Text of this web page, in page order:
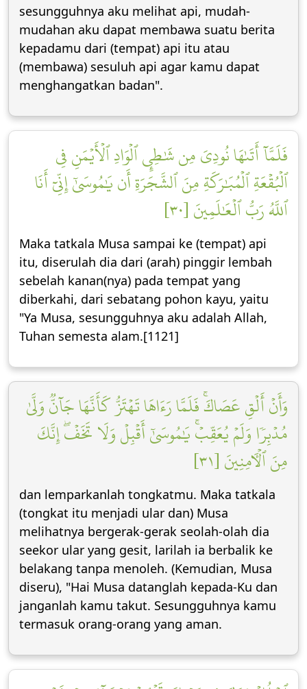
sesungguhnya aku melihat api, mudah-
mudahan aku dapat membawa suatu berita
kepadamu dari (tempat) api itu atau
(membawa) sesuluh api agar kamu dapat
menghangatkan badan".
فَلَمَّآ أَتَىٰهَا نُودِيَ مِن شَٰطِيِٕ ٱلۡوَادِ ٱلۡأَيۡمَنِ فِي
ٱلۡبُقۡعَةِ ٱلۡمُبَٰرَكَةِ مِنَ ٱلشَّجَرَةِ أَن يَٰمُوسَىٰٓ إِنِّيٓ أَنَا
ٱللَّهُ رَبُّ ٱلۡعَٰلَمِينَ [٣٠]
Maka tatkala Musa sampai ke (tempat) api
itu, diserulah dia dari (arah) pinggir lembah
sebelah kanan(nya) pada tempat yang
diberkahi, dari sebatang pohon kayu, yaitu
"Ya Musa, sesungguhnya aku adalah Allah,
Tuhan semesta alam.[1121]
وَأَنۡ أَلۡقِ عَصَاكَۚ فَلَمَّا رَءَاهَا تَهۡتَزُّ كَأَنَّهَا جَآنّٞ وَلَّىٰ
مُدۡبِرٗا وَلَمۡ يُعَقِّبۡۚ يَٰمُوسَىٰٓ أَقۡبِلۡ وَلَا تَخَفۡۖ إِنَّكَ
مِنَ ٱلۡأٓمِنِينَ [٣١]
dan lemparkanlah tongkatmu. Maka tatkala
(tongkat itu menjadi ular dan) Musa
melihatnya bergerak-gerak seolah-olah dia
seekor ular yang gesit, larilah ia berbalik ke
belakang tanpa menoleh. (Kemudian, Musa
diseru), "Hai Musa datanglah kepada-Ku dan
janganlah kamu takut. Sesungguhnya kamu
termasuk orang-orang yang aman.